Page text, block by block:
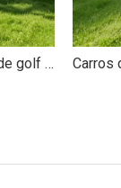
China Mini buggy todoterreno de golf eléctrico de caza de 2 plazas - EG2028HR